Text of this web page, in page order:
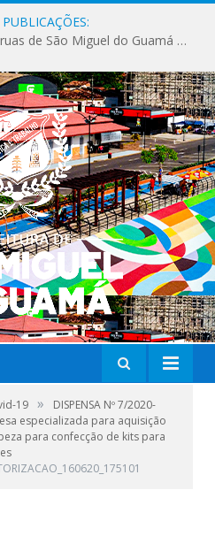
Milhares de fiéis tomam as ruas de São Miguel do Guamá em uma grande celebração de fé na Marcha para Jesus 2026.
19 »
DISPENSA Nº 7/2020-
especializada para aquisição
para confecção de kits para